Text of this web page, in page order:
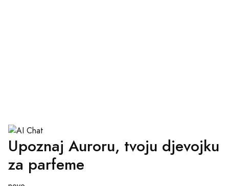
Upoznaj Auroru, tvoju djevojku
za parfeme